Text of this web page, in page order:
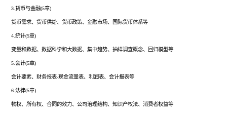
3.货币与金融(5章)
货币需求、货币供给、货币政策、金融市场、国际货币体系等
4.统计(5章)
变量和数据、数据科学和大数据、集中趋势、抽样调查概念、回归模型等
5.会计(5章)
会计要素、财务报表-现金流量表、利润表、会计报表等
6.法律(5章)
物权、所有权、合同的效力、公司治理结构、知识产权法、消费者权益等